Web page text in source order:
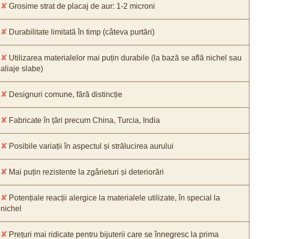
✘ Grosime strat de placaj de aur: 1-2 microni
✘ Durabilitate limitată în timp (câteva purtări)
✘ Utilizarea materialelor mai puțin durabile (la bază se află nichel sau
aliaje slabe)
✘ Designuri comune, fără distincție
✘ Fabricate în țări precum China, Turcia, India
✘ Posibile variații în aspectul și strălucirea aurului
✘ Mai puțin rezistente la zgârieturi și deteriorări
✘ Potențiale reacții alergice la materialele utilizate, în special la
nichel
✘ Prețuri mai ridicate pentru bijuterii care se înnegresc la prima